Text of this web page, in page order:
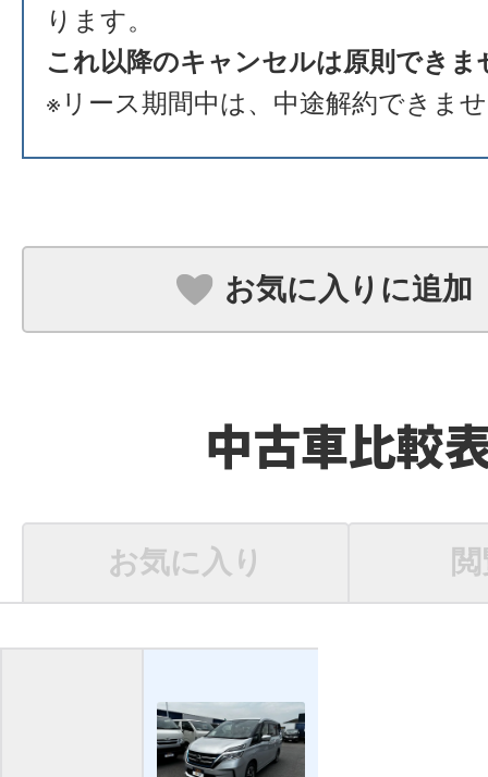
ります。
これ以降のキャンセルは原則できま
※リース期間中は、中途解約できま
お気に入りに追加
中古車比較
お気に入り